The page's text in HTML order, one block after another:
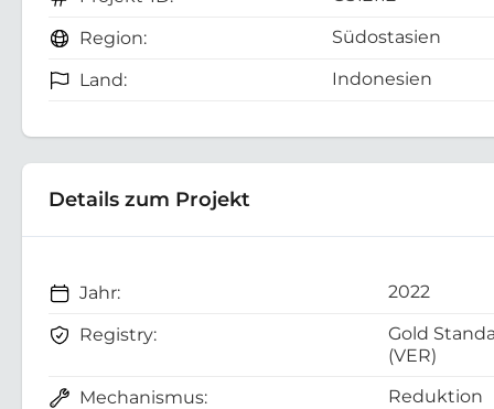
Region: Südostasien
Land: Indonesien
Details zum Projekt
Jahr: 2022
Registry:
Gold
(VER)
Mechanismus:
Reduktion